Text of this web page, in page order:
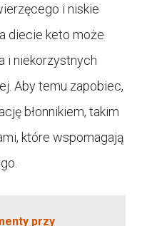
i niskie
diecie keto może
i niekorzystnych
Aby temu zapobiec,
błonnikiem, takim
które wspomagają
przy